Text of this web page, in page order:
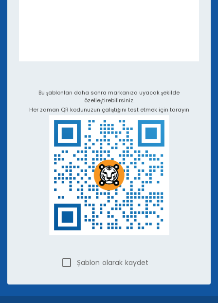
Bu şablonları daha sonra markanıza uyacak şekilde
özelleştirebilirsiniz.
Her zaman QR kodunuzun çalıştığını test etmek için tarayın
Şablon olarak kaydet